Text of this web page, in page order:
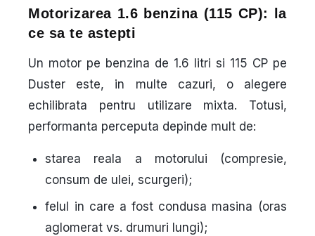
Motorizarea 1.6 benzina (115 CP): la
ce sa te astepti
Un motor pe benzina de 1.6 litri si 115 CP pe
Duster este, in multe cazuri, o alegere
echilibrata pentru utilizare mixta. Totusi,
performanta perceputa depinde mult de:
starea reala a motorului (compresie,
consum de ulei, scurgeri);
felul in care a fost condusa masina (oras
aglomerat vs. drumuri lungi);